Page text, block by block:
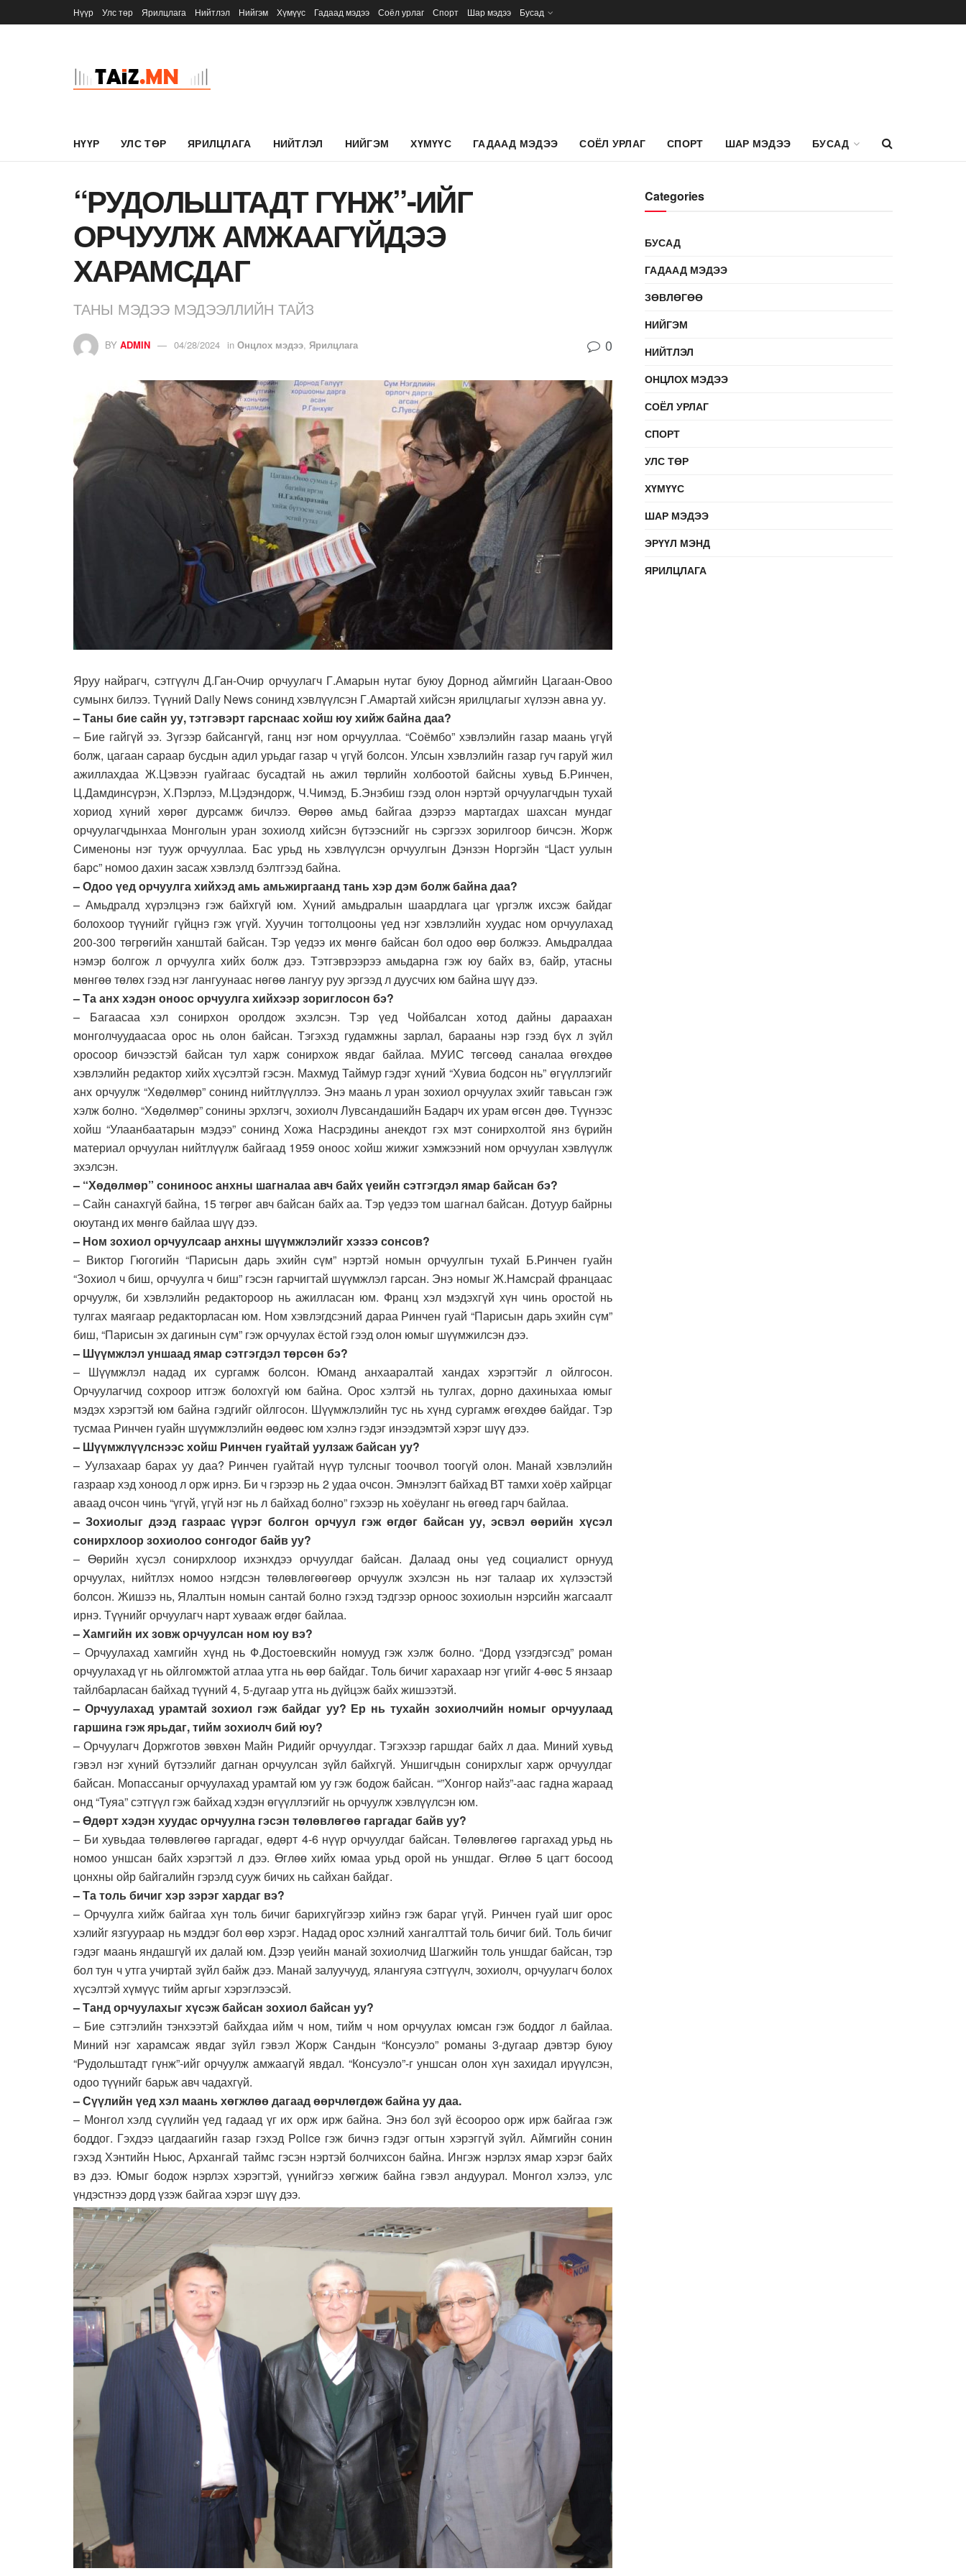
Нүүр Улс төр Ярилцлага Нийтлэл Нийгэм Хүмүүс Гадаад мэдээ Соёл урлаг Спорт Шар мэдээ Бусад
НҮҮР УЛС ТӨР ЯРИЛЦЛАГА НИЙТЛЭЛ НИЙГЭМ ХҮМҮҮС ГАДААД МЭДЭЭ СОЁЛ УРЛАГ СПОРТ ШАР МЭДЭЭ БУСАД
“РУДОЛЬШТАДТ ГҮНЖ”-ИЙГ
ОРЧУУЛЖ АМЖААГҮЙДЭЭ
ХАРАМСДАГ
ТАНЫ МЭДЭЭ МЭДЭЭЛЛИЙН ТАЙЗ
BY ADMIN 04/28/2024 in Онцлох мэдээ, Ярилцлага 0
Яруу найрагч, сэтгүүлч Д.Ган-Очир орчуулагч Г.Амарын нутаг буюу Дорнод аймгийн Цагаан-Овоо
сумынх билээ. Түүний Daily News сонинд хэвлүүлсэн Г.Амартай хийсэн ярилцлагыг хүлээн авна уу.
– Таны бие сайн уу, тэтгэвэрт гарснаас хойш юу хийж байна даа?
– Бие гайгүй ээ. Зүгээр байсангүй, ганц нэг ном орчууллаа. “Соёмбо” хэвлэлийн газар маань үгүй
болж, цагаан сараар бусдын адил урьдаг газар ч үгүй болсон. Улсын хэвлэлийн газар гуч гаруй жил
ажиллахдаа Ж.Цэвээн гуайгаас бусадтай нь ажил төрлийн холбоотой байсны хувьд Б.Ринчен,
Ц.Дамдинсүрэн, Х.Пэрлээ, М.Цэдэндорж, Ч.Чимэд, Б.Энэбиш гээд олон нэртэй орчуулагчдын тухай
хориод хүний хөрөг дурсамж бичлээ. Өөрөө амьд байгаа дээрээ мартагдах шахсан мундаг
орчуулагчдынхаа Монголын уран зохиолд хийсэн бүтээснийг нь сэргээх зорилгоор бичсэн. Жорж
Сименоны нэг тууж орчууллаа. Бас урьд нь хэвлүүлсэн орчуулгын Дэнзэн Норгэйн “Цаст уулын
барс” номоо дахин засаж хэвлэлд бэлтгээд байна.
– Одоо үед орчуулга хийхэд амь амьжиргаанд тань хэр дэм болж байна даа?
– Амьдралд хүрэлцэнэ гэж байхгүй юм. Хүний амьдралын шаардлага цаг үргэлж ихсэж байдаг
болохоор түүнийг гүйцнэ гэж үгүй. Хуучин тогтолцооны үед нэг хэвлэлийн хуудас ном орчуулахад
200-300 төгрөгийн ханштай байсан. Тэр үедээ их мөнгө байсан бол одоо өөр болжээ. Амьдралдаа
нэмэр болгож л орчуулга хийх болж дээ. Тэтгэврээрээ амьдарна гэж юу байх вэ, байр, утасны
мөнгөө төлөх гээд нэг лангуунаас нөгөө лангуу руу эргээд л дуусчих юм байна шүү дээ.
– Та анх хэдэн оноос орчуулга хийхээр зориглосон бэ?
– Багаасаа хэл сонирхон оролдож эхэлсэн. Тэр үед Чойбалсан хотод дайны дараахан
монголчуудаасаа орос нь олон байсан. Тэгэхэд гудамжны зарлал, барааны нэр гээд бүх л зүйл
оросоор бичээстэй байсан тул харж сонирхож явдаг байлаа. МУИС төгсөөд саналаа өгөхдөө
хэвлэлийн редактор хийх хүсэлтэй гэсэн. Махмуд Таймур гэдэг хүний “Хувиа бодсон нь” өгүүллэгийг
анх орчуулж “Хөдөлмөр” сонинд нийтлүүллээ. Энэ маань л уран зохиол орчуулах эхийг тавьсан гэж
хэлж болно. “Хөдөлмөр” сонины эрхлэгч, зохиолч Лувсандашийн Бадарч их урам өгсөн дөө. Түүнээс
хойш “Улаанбаатарын мэдээ” сонинд Хожа Насрэдины анекдот гэх мэт сонирхолтой янз бүрийн
материал орчуулан нийтлүүлж байгаад 1959 оноос хойш жижиг хэмжээний ном орчуулан хэвлүүлж
эхэлсэн.
– “Хөдөлмөр” сониноос анхны шагналаа авч байх үеийн сэтгэгдэл ямар байсан бэ?
– Сайн санахгүй байна, 15 төгрөг авч байсан байх аа. Тэр үедээ том шагнал байсан. Дотуур байрны
оюутанд их мөнгө байлаа шүү дээ.
– Ном зохиол орчуулсаар анхны шүүмжлэлийг хэзээ сонсов?
– Виктор Гюгогийн “Парисын дарь эхийн сүм” нэртэй номын орчуулгын тухай Б.Ринчен гуайн
“Зохиол ч биш, орчуулга ч биш” гэсэн гарчигтай шүүмжлэл гарсан. Энэ номыг Ж.Намсрай францаас
орчуулж, би хэвлэлийн редактороор нь ажилласан юм. Франц хэл мэдэхгүй хүн чинь оростой нь
тулгах маягаар редакторласан юм. Ном хэвлэгдсэний дараа Ринчен гуай “Парисын дарь эхийн сүм”
биш, “Парисын эх дагинын сүм” гэж орчуулах ёстой гээд олон юмыг шүүмжилсэн дээ.
– Шүүмжлэл уншаад ямар сэтгэгдэл төрсөн бэ?
– Шүүмжлэл надад их сургамж болсон. Юманд анхааралтай хандах хэрэгтэйг л ойлгосон.
Орчуулагчид сохроор итгэж болохгүй юм байна. Орос хэлтэй нь тулгах, дорно дахиныхаа юмыг
мэдэх хэрэгтэй юм байна гэдгийг ойлгосон. Шүүмжлэлийн тус нь хүнд сургамж өгөхдөө байдаг. Тэр
тусмаа Ринчен гуайн шүүмжлэлийн өөдөөс юм хэлнэ гэдэг инээдэмтэй хэрэг шүү дээ.
– Шүүмжлүүлснээс хойш Ринчен гуайтай уулзаж байсан уу?
– Уулзахаар барах уу даа? Ринчен гуайтай нүүр тулсныг тоочвол тоогүй олон. Манай хэвлэлийн
газраар хэд хоноод л орж ирнэ. Би ч гэрээр нь 2 удаа очсон. Эмнэлэгт байхад ВТ тамхи хоёр хайрцаг
аваад очсон чинь “үгүй, үгүй нэг нь л байхад болно” гэхээр нь хоёуланг нь өгөөд гарч байлаа.
– Зохиолыг дээд газраас үүрэг болгон орчуул гэж өгдөг байсан уу, эсвэл өөрийн хүсэл
сонирхлоор зохиолоо сонгодог байв уу?
– Өөрийн хүсэл сонирхлоор ихэнхдээ орчуулдаг байсан. Далаад оны үед социалист орнууд
орчуулах, нийтлэх номоо нэгдсэн төлөвлөгөөгөөр орчуулж эхэлсэн нь нэг талаар их хүлээстэй
болсон. Жишээ нь, Ялалтын номын сантай болно гэхэд тэдгээр орноос зохиолын нэрсийн жагсаалт
ирнэ. Түүнийг орчуулагч нарт хувааж өгдөг байлаа.
– Хамгийн их зовж орчуулсан ном юу вэ?
– Орчуулахад хамгийн хүнд нь Ф.Достоевскийн номууд гэж хэлж болно. “Дорд үзэгдэгсэд” роман
орчуулахад үг нь ойлгомжтой атлаа утга нь өөр байдаг. Толь бичиг харахаар нэг үгийг 4-өөс 5 янзаар
тайлбарласан байхад түүний 4, 5-дугаар утга нь дүйцэж байх жишээтэй.
– Орчуулахад урамтай зохиол гэж байдаг уу? Ер нь тухайн зохиолчийн номыг орчуулаад
гаршина гэж ярьдаг, тийм зохиолч бий юу?
– Орчуулагч Доржготов зөвхөн Майн Ридийг орчуулдаг. Тэгэхээр гаршдаг байх л даа. Миний хувьд
гэвэл нэг хүний бүтээлийг дагнан орчуулсан зүйл байхгүй. Уншигчдын сонирхлыг харж орчуулдаг
байсан. Мопассаныг орчуулахад урамтай юм уу гэж бодож байсан. “”Хонгор найз”-аас гадна жараад
онд “Туяа” сэтгүүл гэж байхад хэдэн өгүүллэгийг нь орчуулж хэвлүүлсэн юм.
– Өдөрт хэдэн хуудас орчуулна гэсэн төлөвлөгөө гаргадаг байв уу?
– Би хувьдаа төлөвлөгөө гаргадаг, өдөрт 4-6 нүүр орчуулдаг байсан. Төлөвлөгөө гаргахад урьд нь
номоо уншсан байх хэрэгтэй л дээ. Өглөө хийх юмаа урьд орой нь уншдаг. Өглөө 5 цагт босоод
цонхны ойр байгалийн гэрэлд сууж бичих нь сайхан байдаг.
– Та толь бичиг хэр зэрэг хардаг вэ?
– Орчуулга хийж байгаа хүн толь бичиг барихгүйгээр хийнэ гэж бараг үгүй. Ринчен гуай шиг орос
хэлийг язгуураар нь мэддэг бол өөр хэрэг. Надад орос хэлний хангалттай толь бичиг бий. Толь бичиг
гэдэг маань яндашгүй их далай юм. Дээр үеийн манай зохиолчид Шагжийн толь уншдаг байсан, тэр
бол тун ч утга учиртай зүйл байж дээ. Манай залуучууд, ялангуяа сэтгүүлч, зохиолч, орчуулагч болох
хүсэлтэй хүмүүс тийм аргыг хэрэглээсэй.
– Танд орчуулахыг хүсэж байсан зохиол байсан уу?
– Бие сэтгэлийн тэнхээтэй байхдаа ийм ч ном, тийм ч ном орчуулах юмсан гэж боддог л байлаа.
Миний нэг харамсаж явдаг зүйл гэвэл Жорж Сандын “Консуэло” романы 3-дугаар дэвтэр буюу
“Рудольштадт гүнж”-ийг орчуулж амжаагүй явдал. “Консуэло”-г уншсан олон хүн захидал ирүүлсэн,
одоо түүнийг барьж авч чадахгүй.
– Сүүлийн үед хэл маань хөгжлөө дагаад өөрчлөгдөж байна уу даа.
– Монгол хэлд сүүлийн үед гадаад үг их орж ирж байна. Энэ бол зүй ёсоороо орж ирж байгаа гэж
боддог. Гэхдээ цагдаагийн газар гэхэд Police гэж бичнэ гэдэг огтын хэрэггүй зүйл. Аймгийн сонин
гэхэд Хэнтийн Ньюс, Архангай таймс гэсэн нэртэй болчихсон байна. Ингэж нэрлэх ямар хэрэг байх
вэ дээ. Юмыг бодож нэрлэх хэрэгтэй, үүнийгээ хөгжиж байна гэвэл андуурал. Монгол хэлээ, улс
үндэстнээ дорд үзэж байгаа хэрэг шүү дээ.
Categories
БУСАД
ГАДААД МЭДЭЭ
ЗӨВЛӨГӨӨ
НИЙГЭМ
НИЙТЛЭЛ
ОНЦЛОХ МЭДЭЭ
СОЁЛ УРЛАГ
СПОРТ
УЛС ТӨР
ХҮМҮҮС
ШАР МЭДЭЭ
ЭРҮҮЛ МЭНД
ЯРИЛЦЛАГА